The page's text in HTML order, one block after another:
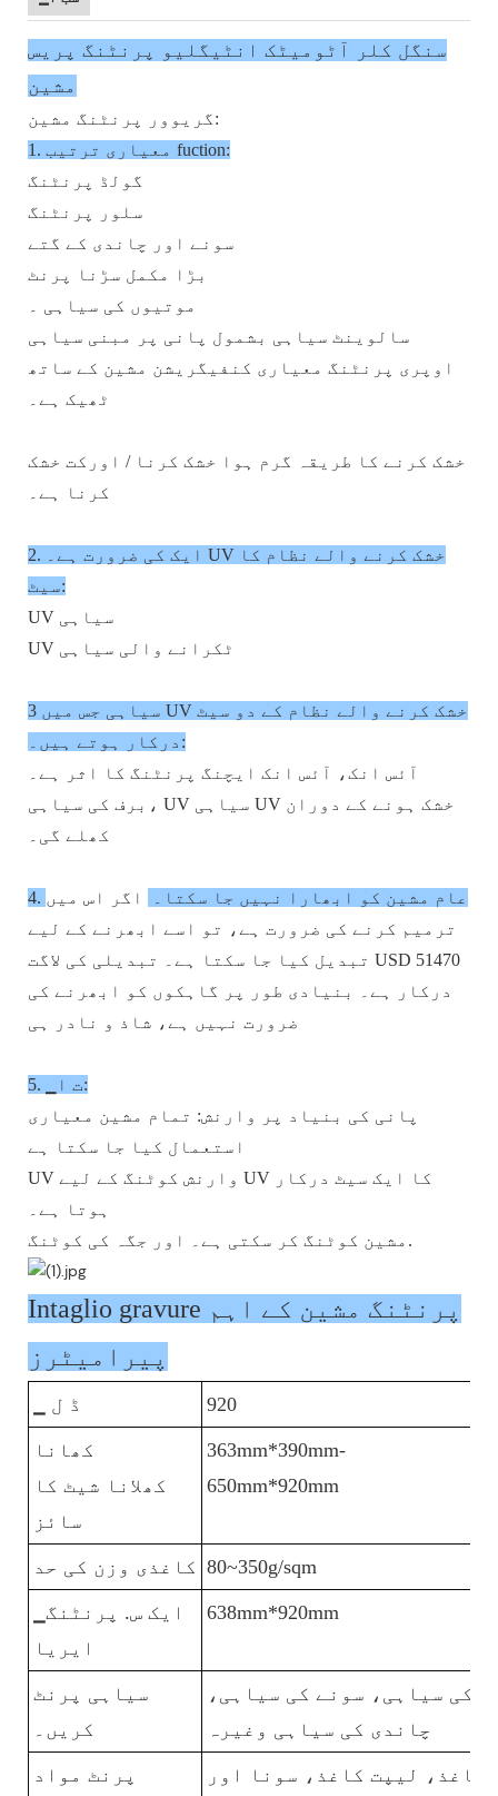
سنگل کلر آٹومیٹک انٹیگلیو پرنٹنگ پریس
مشین
گریوور پرنٹنگ مشین:
1. معیاری ترتیب fuction:
گولڈ پرنٹنگ
سلور پرنٹنگ
سونے اور چاندی کے گتے
بڑا مکمل سڑنا پرنٹ
موتیوں کی سیاہی ۔
سالوینٹ سیاہی بشمول پانی پر مبنی سیاہی
اوپری پرنٹنگ معیاری کنفیگریشن مشین کے ساتھ
ٹھیک ہے۔
خشک کرنے کا طریقہ گرم ہوا خشک کرنا / اورکت خشک
کرنا ہے۔
2. ایک کی ضرورت ہے۔ UV خشک کرنے والے نظام کا
سیٹ:
UV سیاہی
UV ٹکرانے والی سیاہی
3 سیاہی جس میں UV خشک کرنے والے نظام کے دو سیٹ
درکار ہوتے ہیں۔:
آئس انک، آئس انک ایچنگ پرنٹنگ کا اثر ہے۔
برف کی سیاہی، UV سیاہی UV خشک ہونے کے دوران
کھلے گی۔
4. عام مشین کو ابھارا نہیں جا سکتا۔
اگر اس میں
ترمیم کرنے کی ضرورت ہے، تو اسے ابھرنے کے لیے
تبدیل کیا جا سکتا ہے۔ تبدیلی کی لاگت USD 51470
درکار ہے۔ بنیادی طور پر گاہکوں کو ابھرنے کی
ضرورت نہیں ہے، شاذ و نادر ہی
5. ▁ت ا:
پانی کی بنیاد پر وارنش: تمام مشین معیاری
استعمال کیا جا سکتا ہے
UV وارنش کوٹنگ کے لیے UV کا ایک سیٹ درکار
ہوتا ہے۔
مشین کوٹنگ کر سکتی ہے۔ اور جگہ کی کوٹنگ.
Intaglio gravure پرنٹنگ مشین کے اہم
پیرامیٹرز
▁ ڈ ل 920
کھانا
کھلانا شیٹ کا
363mm*390mm-
650mm*920mm
کاغذی وزن کی حد 80~350g/sqm
ایریا
638mm*920mm
سیاہی پرنٹ
کریں۔
کی سیاہی، سونے کی سیاہی،
چاندی کی سیاہی وغیرہ
پرنٹ مواد لیپت کاغذ، سونا اور